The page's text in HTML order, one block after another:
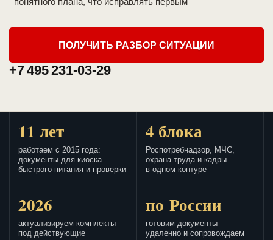
ПОЛУЧИТЬ РАЗБОР СИТУАЦИИ
+7 495 231-03-29
11 лет
работаем с 2015 года:
документы для киоска
быстрого питания и проверки
4 блока
Роспотребнадзор, МЧС,
охрана труда и кадры
в одном контуре
2026
актуализируем комплекты
под действующие
по России
готовим документы
удаленно и сопровождаем